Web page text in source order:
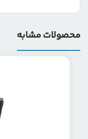
محصولات مشابه